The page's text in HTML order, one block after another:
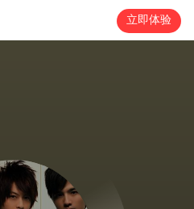
立即体验